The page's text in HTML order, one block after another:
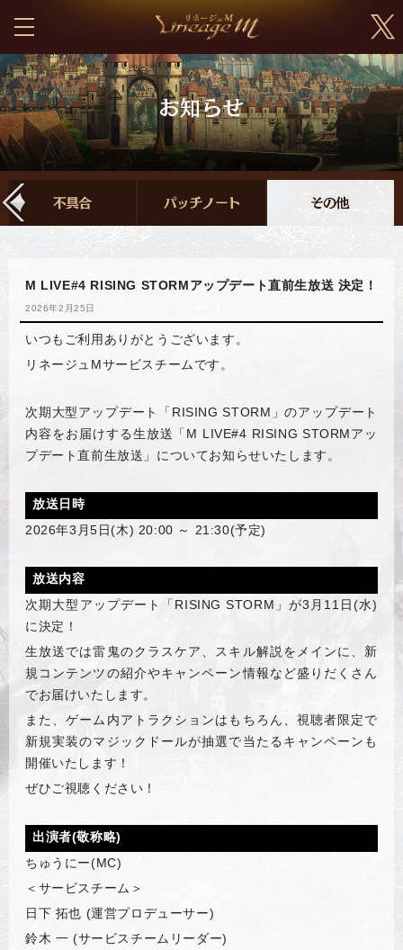
M LIVE#4 RISING STORMアップデート直前生放送 決定！
2026年2月25日
いつもご利用ありがとうございます。
リネージュMサービスチームです。
次期大型アップデート「RISING STORM」のアップデート
内容をお届けする生放送「M LIVE#4 RISING STORMアッ
プデート直前生放送」についてお知らせいたします。
放送日時
2026年3月5日(木) 20:00 ～ 21:30(予定)
放送内容
次期大型アップデート「RISING STORM」が3月11日(水)
に決定！
生放送では雷鬼のクラスケア、スキル解説をメインに、新
規コンテンツの紹介やキャンペーン情報など盛りだくさん
でお届けいたします。
また、ゲーム内アトラクションはもちろん、視聴者限定で
新規実装のマジックドールが抽選で当たるキャンペーンも
開催いたします！
ぜひご視聴ください！
出演者(敬称略)
ちゅうにー(MC)
＜サービスチーム＞
日下 拓也 (運営プロデューサー)
鈴木 一 (サービスチームリーダー)